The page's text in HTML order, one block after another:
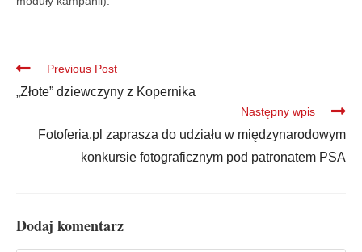
Previous Post
„Złote” dziewczyny z Kopernika
Następny wpis
Fotoferia.pl zaprasza do udziału w międzynarodowym
konkursie fotograficznym pod patronatem PSA
Dodaj komentarz